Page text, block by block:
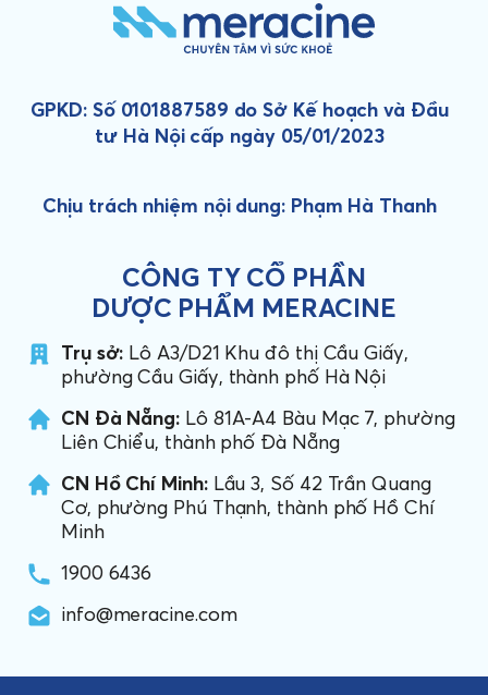
GPKD: Số 0101887589 do Sở Kế hoạch và Đầu
tư Hà Nội cấp ngày 05/01/2023
Chịu trách nhiệm nội dung: Phạm Hà Thanh
CÔNG TY CỔ PHẦN
DƯỢC PHẨM MERACINE
Trụ sở: Lô A3/D21 Khu đô thị Cầu Giấy,
phường Cầu Giấy, thành phố Hà Nội
CN Đà Nẵng: Lô 81A-A4 Bàu Mạc 7, phường
Liên Chiểu, thành phố Đà Nẵng
CN Hồ Chí Minh:Lầu 3, Số 42 Trần Quang
Cơ, phường Phú Thạnh, thành phố Hồ Chí
Minh
1900 6436
info@meracine.com